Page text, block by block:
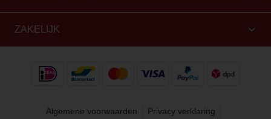
ZAKELIJK
Algemene voorwaarden Privacy verklaring